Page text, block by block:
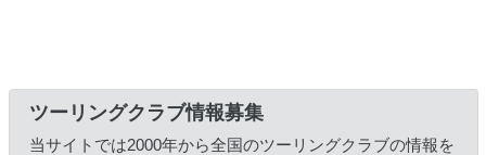
ツーリングクラブ情報募集
当サイトでは2000年から全国のツーリングクラブの情報を